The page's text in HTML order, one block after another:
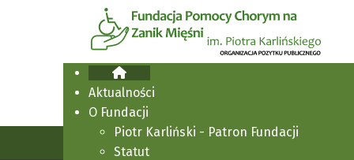
Aktualności
O Fundacji
Piotr Karliński - Patron Fundacji
Statut
Jesteś tutaj: Aktualności